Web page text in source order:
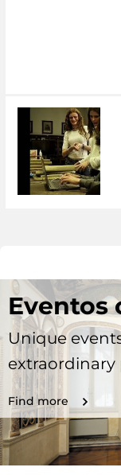
Eventos
Unique
extraordinary
Find more